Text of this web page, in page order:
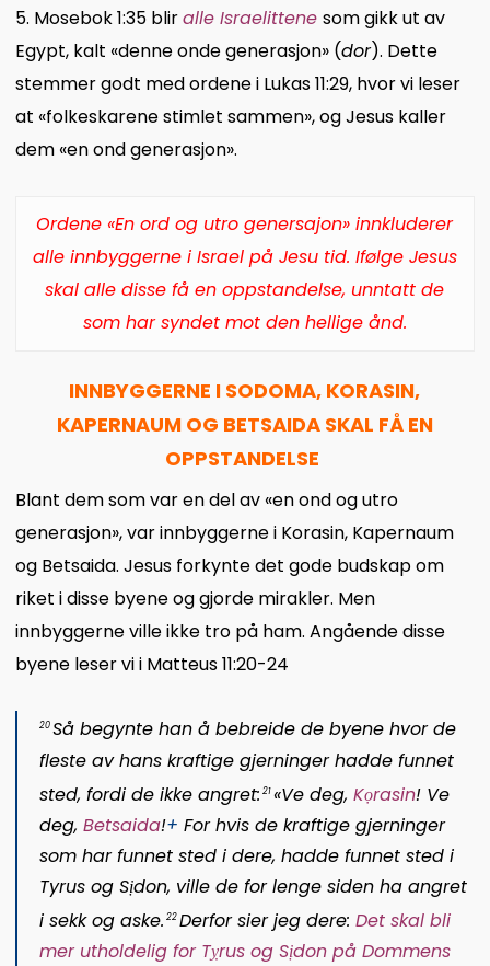
5. Mosebok 1:35 bliralle Israelittene som gikk ut av
Egypt, kalt «denne onde generasjon» (dor). Dette
stemmer godt med ordene i Lukas 11:29, hvor vi leser
at «folkeskarene stimlet sammen», og Jesus kaller
dem «en ond generasjon».
Ordene «En ord og utro genersajon» innkluderer
alle innbyggerne i Israel på Jesu tid. Ifølge Jesus
skal alle disse få en oppstandelse, unntatt de
som har syndet mot den hellige ånd.
INNBYGGERNE I SODOMA, KORASIN,
KAPERNAUM OG BETSAIDA SKAL FÅ EN
OPPSTANDELSE
Blant dem som var en del av «en ond og utro
generasjon», var innbyggerne i Korasin, Kapernaum
og Betsaida. Jesus forkynte det gode budskap om
riket i disse byene og gjorde mirakler. Men
innbyggerne ville ikke tro på ham. Angående disse
byene leser vi i Matteus 11:20-24
20Så begynte han å bebreide de byene hvor de
fleste av hans kraftige gjerninger hadde funnet
sted, fordi de ikke angret: 21«Ve deg, Kọrasin! Ve
deg, Betsaida!+ For hvis de kraftige gjerninger
som har funnet sted i dere, hadde funnet sted i
Tyrus og Sịdon, ville de for lenge siden ha angret
i sekk og aske. 22Derfor sier jeg dere: Det skal bli
mer utholdelig for Tỵrus og Sịdon på Dommens